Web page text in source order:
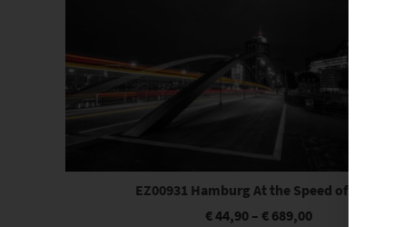
EZ00931 Hamburg At the Speed of Light
€44,90 –€ 689,00